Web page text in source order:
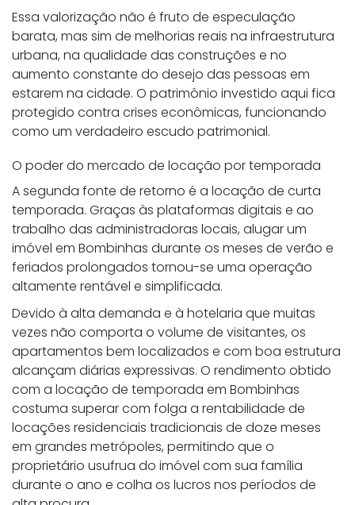
Essa valorização não é fruto de especulação
barata, mas sim de melhorias reais na infraestrutura
urbana, na qualidade das construções e no
aumento constante do desejo das pessoas em
estarem na cidade. O patrimônio investido aqui fica
protegido contra crises econômicas, funcionando
como um verdadeiro escudo patrimonial.
O poder do mercado de locação por temporada
A segunda fonte de retorno é a locação de curta
temporada. Graças às plataformas digitais e ao
trabalho das administradoras locais, alugar um
imóvel em Bombinhas durante os meses de verão e
feriados prolongados tornou-se uma operação
altamente rentável e simplificada.
Devido à alta demanda e à hotelaria que muitas
vezes não comporta o volume de visitantes, os
apartamentos bem localizados e com boa estrutura
alcançam diárias expressivas. O rendimento obtido
com a locação de temporada em Bombinhas
costuma superar com folga a rentabilidade de
locações residenciais tradicionais de doze meses
em grandes metrópoles, permitindo que o
proprietário usufrua do imóvel com sua família
durante o ano e colha os lucros nos períodos de